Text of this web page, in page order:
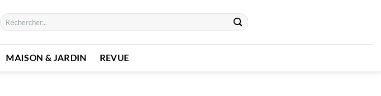
Recherche
pour :
MAISON & JARDIN REVUE